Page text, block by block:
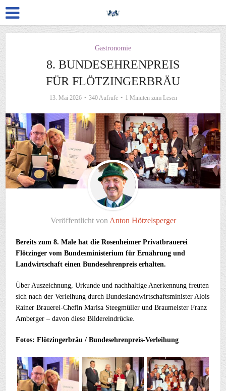
Gastronomie
8. BUNDESEHRENPREIS
FÜR FLÖTZINGERBRÄU
13. Mai 2026 340 Aufrufe 1 Minuten zum Lesen
Veröffentlicht von Anton Hötzelsperger
Bereits zum 8. Male hat die Rosenheimer Privatbrauerei
Flötzinger vom Bundesministerium für Ernährung und
Landwirtschaft einen Bundesehrenpreis erhalten.
Über Auszeichnung, Urkunde und nachhaltige Anerkennung freuten
sich nach der Verleihung durch Bundeslandwirtschaftsminister Alois
Rainer Brauerei-Chefin Marisa Steegmüller und Braumeister Franz
Amberger – davon diese Bildereindrücke.
Fotos: Flötzingerbräu / Bundesehrenpreis-Verleihung